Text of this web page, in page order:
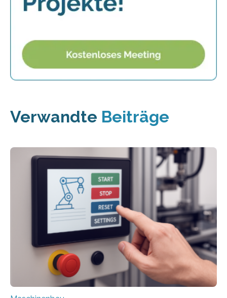
Verwandte Beiträge